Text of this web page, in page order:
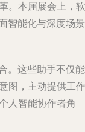
。本届展会上，软
智能化与深度场景
。这些助手不仅能
图，主动提供工作
人智能协作者角